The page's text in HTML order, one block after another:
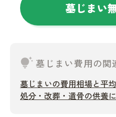
墓じまい
tips_and_updates墓じまい費用の関
墓じまいの費用相場と平
処分・改葬・遺骨の供養